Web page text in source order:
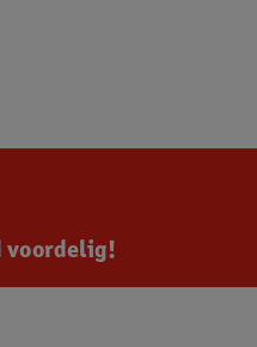
voordelig!